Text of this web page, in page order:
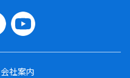
会社案内